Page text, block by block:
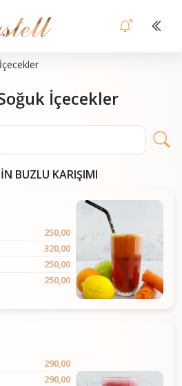
İçecekler
BUZLU KARIŞIMI
250,00
320,00
250,00
250,00
290,00
290,00